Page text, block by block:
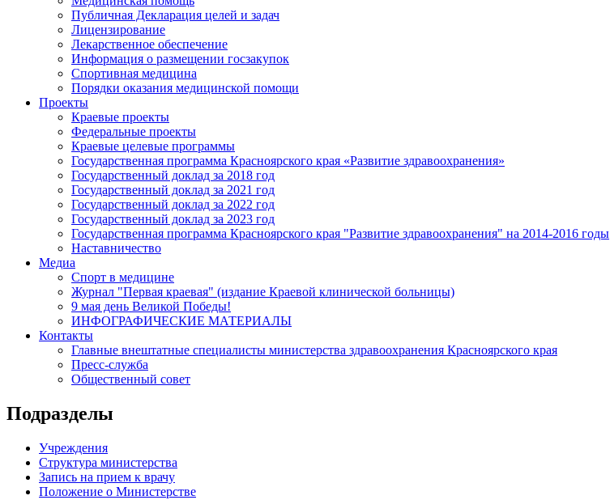
Публичная Декларация целей и задач
Лицензирование
Лекарственное обеспечение
Информация о размещении госзакупок
Спортивная медицина
Порядки оказания медицинской помощи
Проекты
Краевые проекты
Федеральные проекты
Краевые целевые программы
Государственная программа Красноярского края «Развитие здравоохранения»
Государственный доклад за 2018 год
Государственный доклад за 2021 год
Государственный доклад за 2022 год
Государственный доклад за 2023 год
Государственная программа Красноярского края "Развитие здравоохранения" на 2014-2016 годы
Наставничество
Медиа
Спорт в медицине
Журнал "Первая краевая" (издание Краевой клинической больницы)
9 мая день Великой Победы!
ИНФОГРАФИЧЕСКИЕ МАТЕРИАЛЫ
Контакты
Главные внештатные специалисты министерства здравоохранения Красноярского края
Пресс-служба
Общественный совет
Подразделы
Учреждения
Структура министерства
Запись на прием к врачу
Положение о Министерстве